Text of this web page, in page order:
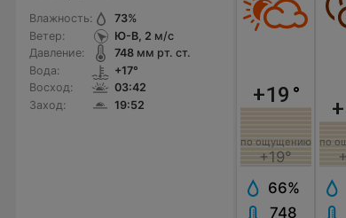
Влажность:
Ветер:
Давление:
Вода:
Восход:
Заход:
73%
Ю-В, 2 м/с
748мм рт. ст.
+17°
03:42
19:52
+19 °
по ощущению
+19°
66%
748
по